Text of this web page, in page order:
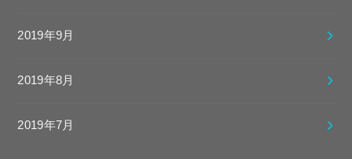
2019年9月
2019年8月
2019年7月